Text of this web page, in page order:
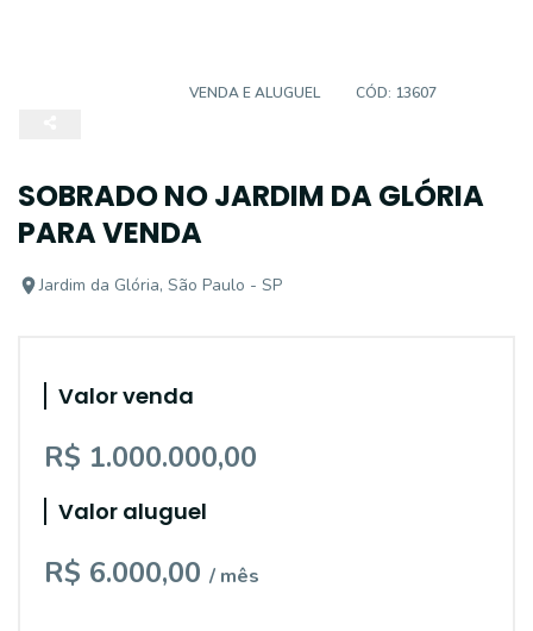
VENDA E ALUGUEL CÓD: 13607
SOBRADO NO JARDIM DA GLÓRIA
PARA VENDA
Jardim da Glória, São Paulo - SP
Valor venda
R$ 1.000.000,00
Valor aluguel
R$ 6.000,00 / mês